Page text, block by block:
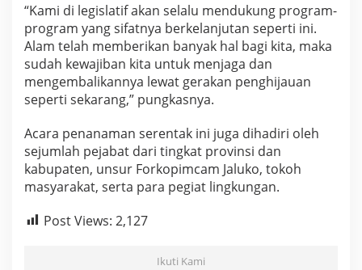
“Kami di legislatif akan selalu mendukung program-
program yang sifatnya berkelanjutan seperti ini.
Alam telah memberikan banyak hal bagi kita, maka
sudah kewajiban kita untuk menjaga dan
mengembalikannya lewat gerakan penghijauan
seperti sekarang,” pungkasnya.
Acara penanaman serentak ini juga dihadiri oleh
sejumlah pejabat dari tingkat provinsi dan
kabupaten, unsur Forkopimcam Jaluko, tokoh
masyarakat, serta para pegiat lingkungan.
Post Views: 2,127
Ikuti Kami